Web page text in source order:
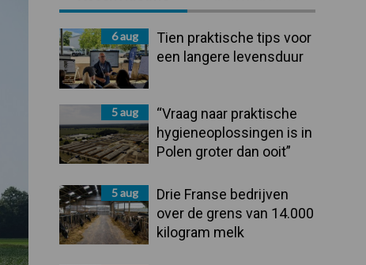
Sidebar6 aug
Tien praktische tips voor
een langere levensduur
5 aug
“Vraag naar praktische
hygieneoplossingen is in
Polen groter dan ooit”
5 aug
Drie Franse bedrijven
over de grens van 14.000
kilogram melk